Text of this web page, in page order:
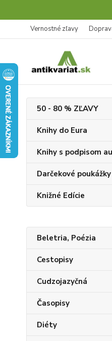
Vernostné zľavy
50 - 80 % ZĽAVY
Knihy do Eura
Knihy s podpisom
Darčekové poukážky
Knižné Edície
Beletria, Poézia
Cestopisy
Cudzojazyčná
Časopisy
Diéty